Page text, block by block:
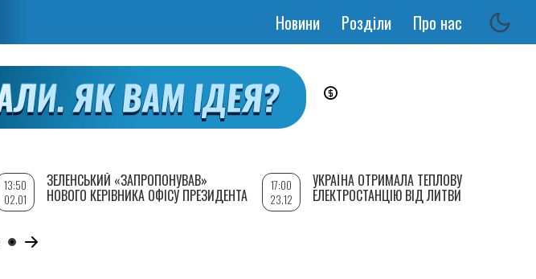
Основная
Новини Розділи Про нас
13:50
02.01
ЗЕЛЕНСЬКИЙ «ЗАПРОПОНУВАВ»
НОВОГО КЕРІВНИКА ОФІСУ ПРЕЗИДЕНТА
17:00
23.12
УКРАЇНА ОТРИМАЛА ТЕПЛОВУ
ЕЛЕКТРОСТАНЦІЮ ВІД ЛИТВИ